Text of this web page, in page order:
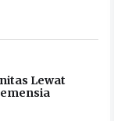
Lewat